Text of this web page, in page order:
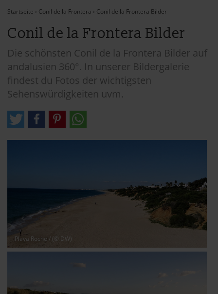
Startseite › Conil de la Frontera › Conil de la Frontera Bilder
Conil de la Frontera Bilder
Die schönsten Conil de la Frontera Bilder auf
andalusien 360°. In unserer Bildergalerie
findest du Fotos der wichtigsten
Sehenswürdigkeiten uvm.
Playa Roche / (© DW)